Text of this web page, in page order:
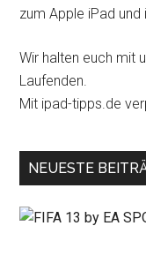
zum Apple iPad und
Wir halten euch mit
Laufenden.
Mit ipad-tipps.de
NEUESTE